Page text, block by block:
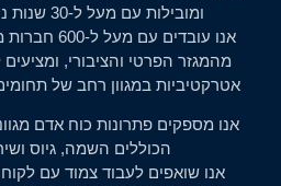
ומובילות עם מעל ל-30 שנות ניסיון ופריסה ארצית!
אנו עובדים
מהמגזר הפרטי והציבורי,
אטרקטיביות במגוון רחב של
אנו מספקים פתרונות כוח אדם
הכוללים השמה, גיוס
אנו שואפים לעבוד צמוד עם